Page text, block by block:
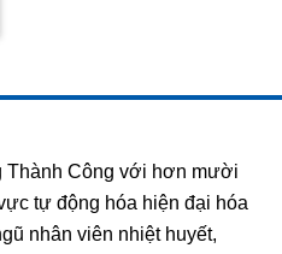
Thành Công với hơn mười
tự động hóa hiện đại hóa
nhân viên nhiệt huyết,